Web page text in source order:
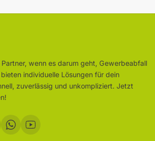
wenn es darum geht, Gewerbeabfall
individuelle Lösungen für dein
zuverlässig und unkompliziert. Jetzt